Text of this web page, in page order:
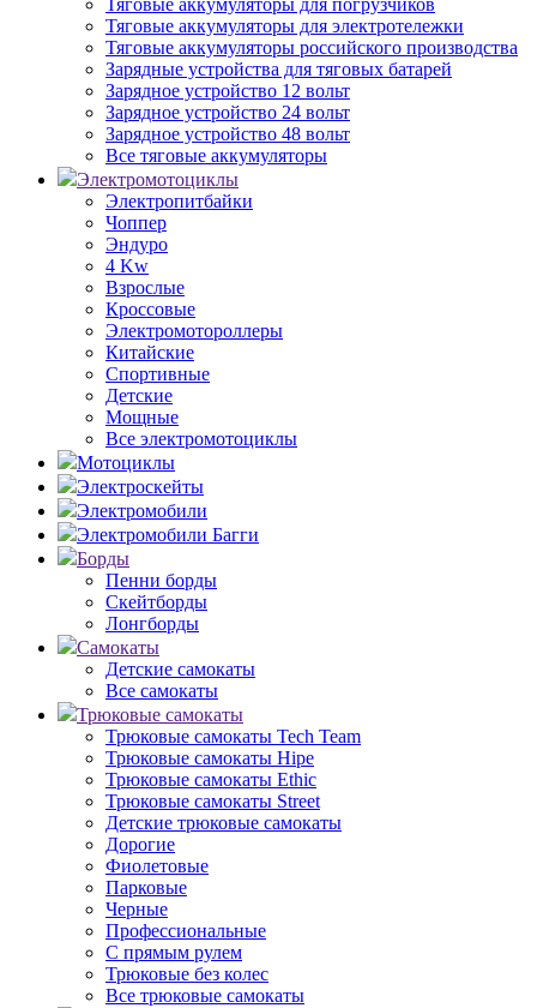
Тяговые аккумуляторы для погрузчиков
Тяговые аккумуляторы для электротележки
Тяговые аккумуляторы российского производства
Зарядные устройства для тяговых батарей
Зарядное устройство 12 вольт
Зарядное устройство 24 вольт
Зарядное устройство 48 вольт
Все тяговые аккумуляторы
Электромотоциклы
Электропитбайки
Чоппер
Эндуро
4 Kw
Взрослые
Кроссовые
Электромотороллеры
Китайские
Спортивные
Детские
Мощные
Все электромотоциклы
Мотоциклы
Электроскейты
Электромобили
Электромобили Багги
Борды
Пенни борды
Скейтборды
Лонгборды
Самокаты
Детские самокаты
Все самокаты
Трюковые самокаты
Трюковые самокаты Tech Team
Трюковые самокаты Hipe
Трюковые самокаты Ethic
Трюковые самокаты Street
Детские трюковые самокаты
Дорогие
Фиолетовые
Парковые
Черные
Профессиональные
С прямым рулем
Трюковые без колес
Все трюковые самокаты